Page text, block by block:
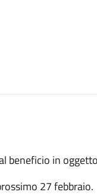
beneficio in
27 febbraio.